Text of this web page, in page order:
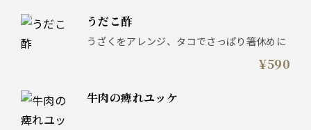
うだこ酢
うざくをアレンジ、タコでさっぱり箸休めに
¥590
牛肉の痺れユッケ